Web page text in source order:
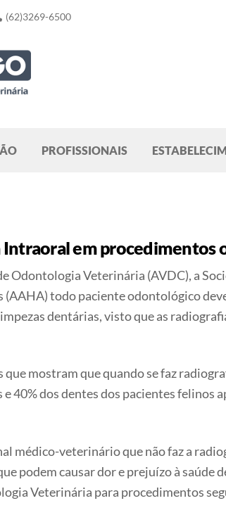
(62)3269-6500
PROFISSIONAIS
em
Odontologia Veterinária (AVDC), a
todo paciente odontológico
dentárias, visto que as
que mostram que quando se faz
40% dos dentes dos pacientes
médico-veterinário que não faz a
podem causar dor e prejuízo à
Veterinária para procedimentos